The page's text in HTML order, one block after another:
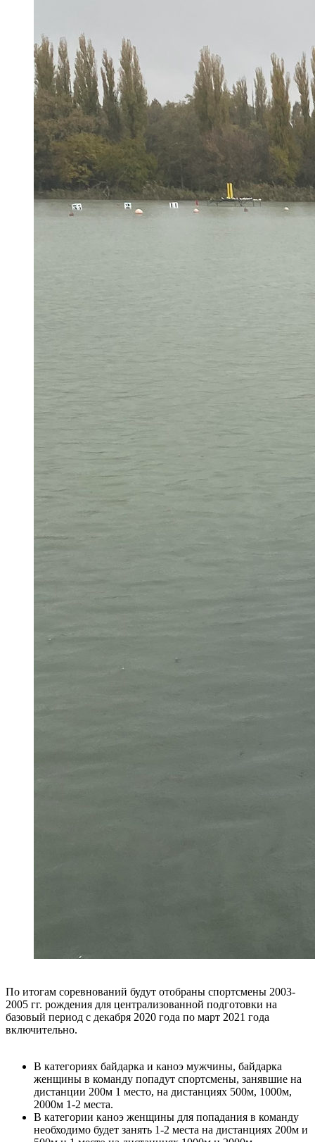
По итогам соревнований будут отобраны спортсмены 2003-
2005 гг. рождения для централизованной подготовки на
базовый период с декабря 2020 года по март 2021 года
включительно.
В категориях байдарка и каноэ мужчины, байдарка
женщины в команду попадут спортсмены, занявшие на
дистанции 200м 1 место, на дистанциях 500м, 1000м,
2000м 1-2 места.
В категории каноэ женщины для попадания в команду
необходимо будет занять 1-2 места на дистанциях 200м и